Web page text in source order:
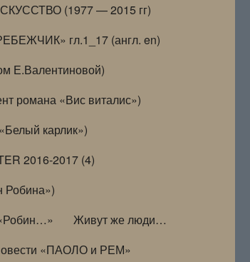
(1977 — 2015 гг)
гл.1_17 (англ. en)
Е.Валентиновой)
романа «Вис виталис»)
карлик»)
2016-2017 (4)
Робина»)
Живут же люди…
«ПАОЛО и РЕМ»